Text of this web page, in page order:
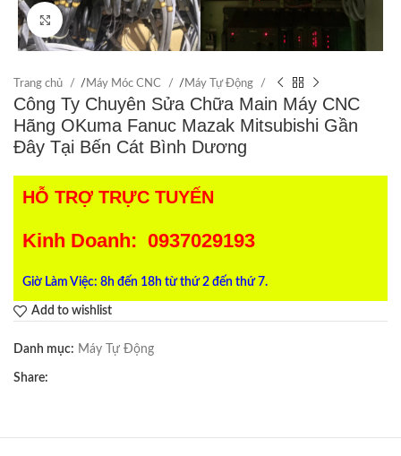
Click to enlarge
Trang chủ / Máy Móc CNC / Máy Tự Động
Công Ty Chuyên Sửa Chữa Main Máy CNC
Hãng OKuma Fanuc Mazak Mitsubishi Gần
Đây Tại Bến Cát Bình Dương
HỖ TRỢ TRỰC TUYẾN
Kinh Doanh: 0937029193
Giờ Làm Việc: 8h đến 18h từ thứ 2 đến thứ 7.
Add to wishlist
Danh mục: Máy Tự Động
Share: